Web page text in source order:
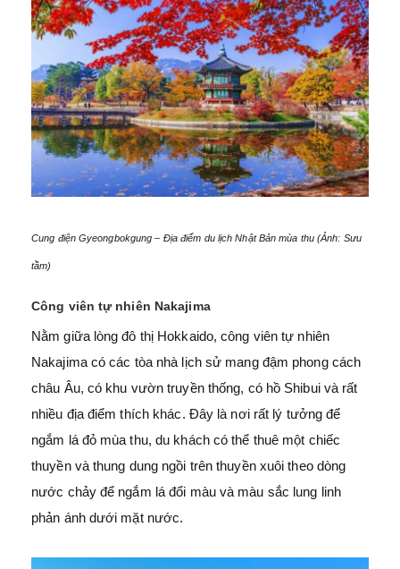
Cung điện Gyeongbokgung – Địa điểm du lịch Nhật Bản mùa thu (Ảnh: Sưu
tầm)
Công viên tự nhiên Nakajima
Nằm giữa lòng đô thị Hokkaido, công viên tự nhiên
Nakajima có các tòa nhà lịch sử mang đậm phong cách
châu Âu, có khu vườn truyền thống, có hồ Shibui và rất
nhiều địa điểm thích khác. Đây là nơi rất lý tưởng để
ngắm lá đỏ mùa thu, du khách có thể thuê một chiếc
thuyền và thung dung ngồi trên thuyền xuôi theo dòng
nước chảy để ngắm lá đổi màu và màu sắc lung linh
phản ánh dưới mặt nước.